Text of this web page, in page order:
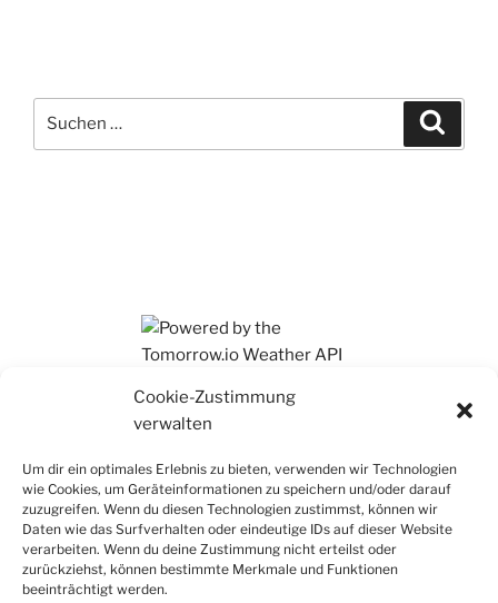
Cookie-Zustimmung
verwalten
Um dir ein optimales Erlebnis zu bieten, verwenden wir Technologien
wie Cookies, um Geräteinformationen zu speichern und/oder darauf
zuzugreifen. Wenn du diesen Technologien zustimmst, können wir
Daten wie das Surfverhalten oder eindeutige IDs auf dieser Website
verarbeiten. Wenn du deine Zustimmung nicht erteilst oder
zurückziehst, können bestimmte Merkmale und Funktionen
beeinträchtigt werden.
nach: